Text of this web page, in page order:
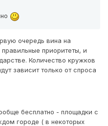
очередь вина на
приоритеты, и
Количество кружков
зависит только от спроса
бесплатно - площадки с
городе ( в некоторых